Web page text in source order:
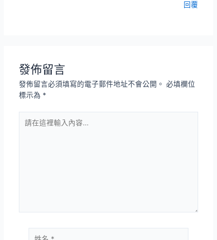
回覆
發佈留言
發佈留言必須填寫的電子郵件地址不會公開。 必填欄位
標示為 *
在